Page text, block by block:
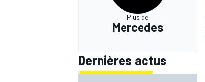
Plus de
Mercedes
Dernières actus